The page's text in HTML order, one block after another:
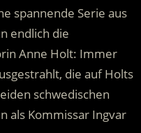
spannende Serie aus
endlich die
Anne Holt: Immer
die auf Holts
schwedischen
als Kommissar Ingvar